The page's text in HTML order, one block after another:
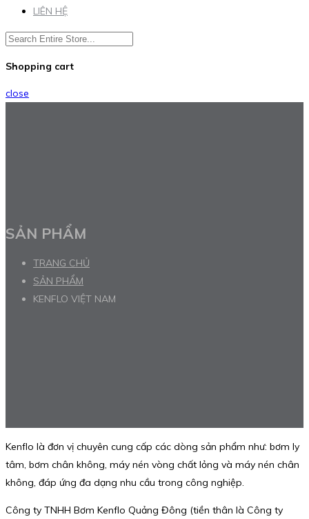
LIÊN HỆ
Shopping cart
close
SẢN PHẨM
TRANG CHỦ
SẢN PHẨM
KENFLO VIỆT NAM
Kenflo là đơn vị chuyên cung cấp các dòng sản phẩm như: bơm ly
tâm, bơm chân không, máy nén vòng chất lỏng và máy nén chân
không, đáp ứng đa dạng nhu cầu trong công nghiệp.
Công ty TNHH Bơm Kenflo Quảng Đông (tiền thân là Công ty